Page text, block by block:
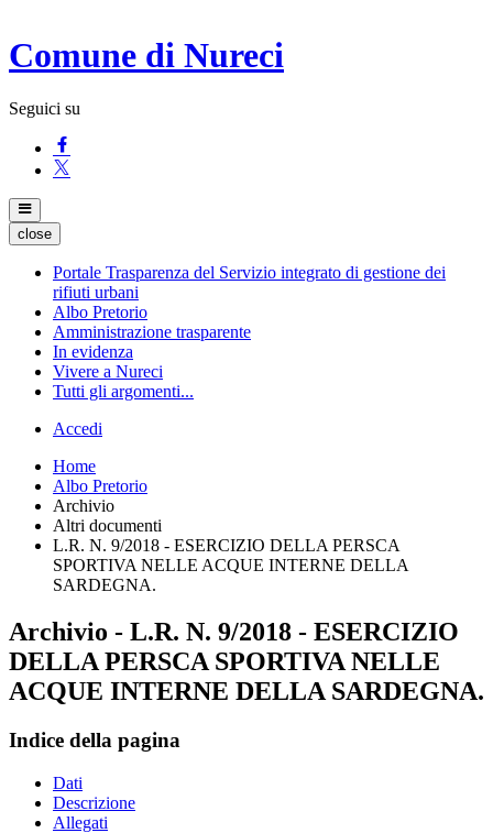
Comune di Nureci
Seguici su
close
Portale Trasparenza del Servizio integrato di gestione dei
rifiuti urbani
Albo Pretorio
Amministrazione trasparente
In evidenza
Vivere a Nureci
Tutti gli argomenti...
Accedi
Home
Albo Pretorio
Archivio
Altri documenti
L.R. N. 9/2018 - ESERCIZIO DELLA PERSCA
SPORTIVA NELLE ACQUE INTERNE DELLA
SARDEGNA.
Archivio - L.R. N. 9/2018 - ESERCIZIO
DELLA PERSCA SPORTIVA NELLE
ACQUE INTERNE DELLA SARDEGNA.
Indice della pagina
Dati
Descrizione
Allegati